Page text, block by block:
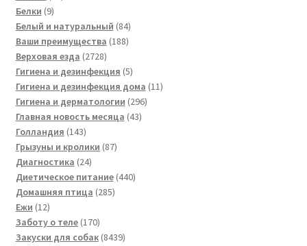
Белки 99
товаров
Белый и натуральный 8484
товара
Ваши преимущества 188188
Верховая езда 27282728
товаров
Гигиена и дезинфекция 55
товаров
Гигиена и дезинфекция дома 1111
Гигиена и дерматологии 296296
Главная новость месяца 4343
Голландия 143143
товара
Грызуны и кролики 8787
Диагностика 2424
товара
Диетическое питание 440440
Домашняя птица 285285
Ежи 1212
товаров
Заботу о теле 170170
товаров
Закуски для собак 84398439